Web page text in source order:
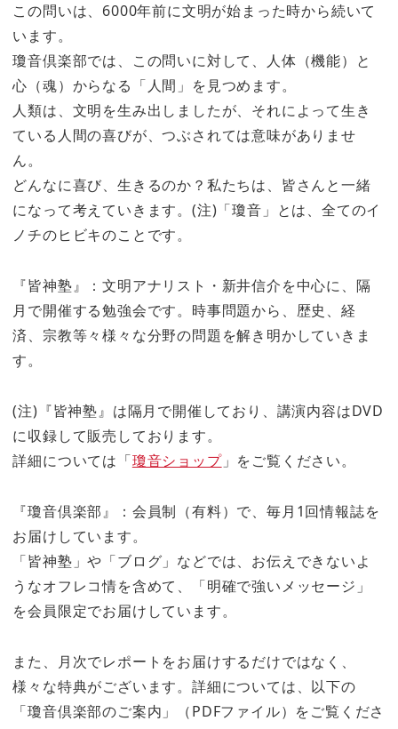
この問いは、6000年前に文明が始まった時から続いて
います。
瓊音倶楽部では、この問いに対して、人体（機能）と
心（魂）からなる「人間」を見つめます。
人類は、文明を生み出しましたが、それによって生き
ている人間の喜びが、つぶされては意味がありませ
ん。
どんなに喜び、生きるのか？私たちは、皆さんと一緒
になって考えていきます。(注)「瓊音」とは、全てのイ
ノチのヒビキのことです。
『皆神塾』：文明アナリスト・新井信介を中心に、隔
月で開催する勉強会です。時事問題から、歴史、経
済、宗教等々様々な分野の問題を解き明かしていきま
す。
(注)『皆神塾』は隔月で開催しており、講演内容はDVD
に収録して販売しております。
詳細については「瓊音ショップ」をご覧ください。
『瓊音倶楽部』：会員制（有料）で、毎月1回情報誌を
お届けしています。
「皆神塾」や「ブログ」などでは、お伝えできないよ
うなオフレコ情を含めて、「明確で強いメッセージ」
を会員限定でお届けしています。
また、月次でレポートをお届けするだけではなく、
様々な特典がございます。詳細については、以下の
「瓊音倶楽部のご案内」（PDFファイル）をご覧くださ